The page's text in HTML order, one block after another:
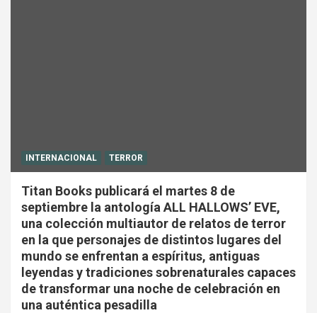
INTERNACIONAL TERROR
Titan Books publicará el martes 8 de
septiembre la antología ALL HALLOWS’ EVE,
una colección multiautor de relatos de terror
en la que personajes de distintos lugares del
mundo se enfrentan a espíritus, antiguas
leyendas y tradiciones sobrenaturales capaces
de transformar una noche de celebración en
una auténtica pesadilla